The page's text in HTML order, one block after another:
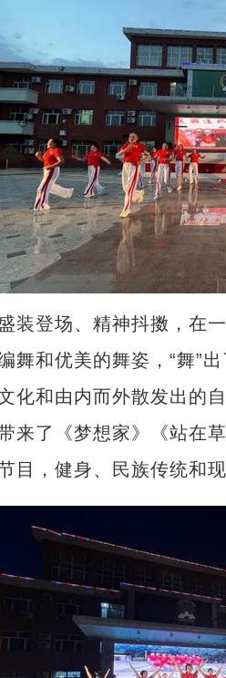
登场、精神抖擞，在一
舞和优美的舞姿，“舞”
化和由内而外散发出的自
了《梦想家》《站在草
目，健身、民族传统和